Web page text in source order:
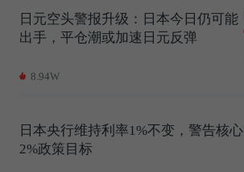
日元空头警报升级：日本今日仍可能
出手，平仓潮或加速日元反弹
8.94W
日本央行维持利率1%不变，警告核
2%政策目标